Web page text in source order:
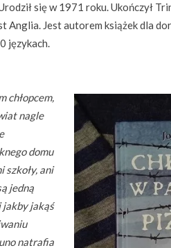
się w 1971 roku. Ukończył
Jest autorem książek dla
językach.
chłopcem,
nagle
domu
szkoły, ani
jedną
jakby jakąś
natrafia